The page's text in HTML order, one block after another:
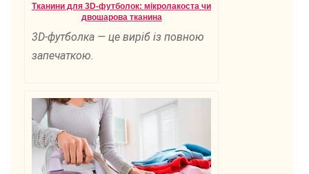
Тканини для 3D-футболок: мікролакоста чи
двошарова тканина
3D-футболка — це виріб із повною
запечаткою.